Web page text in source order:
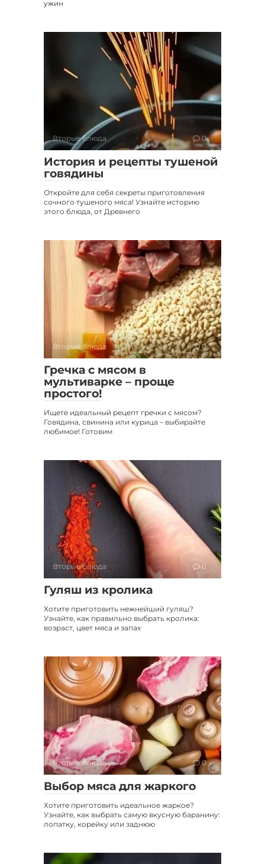
ужин
Вторые блюда 0
История и рецепты тушеной
говядины
Откройте для себя секреты приготовления
сочного тушеного мяса! Узнайте историю
этого блюда, от Древнего
Вторые блюда 0
Гречка с мясом в
мультиварке – проще
простого!
Ищете идеальный рецепт гречки с мясом?
Говядина, свинина или курица – выбирайте
любимое! Готовим
Вторые блюда 0
Гуляш из кролика
Хотите приготовить нежнейший гуляш?
Узнайте, как правильно выбрать кролика:
возраст, цвет мяса и запах
Вторые блюда 0
Выбор мяса для жаркого
Хотите приготовить идеальное жаркое?
Узнайте, как выбрать самую вкусную баранину:
лопатку, корейку или заднюю